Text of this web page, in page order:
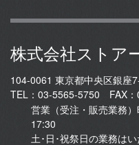
株式会社ストア
104-0061 東京都中央区銀座
TEL：03-5565-5750 FAX：
営業（受注・販売業務
17:30
土･日･祝祭日の業務は